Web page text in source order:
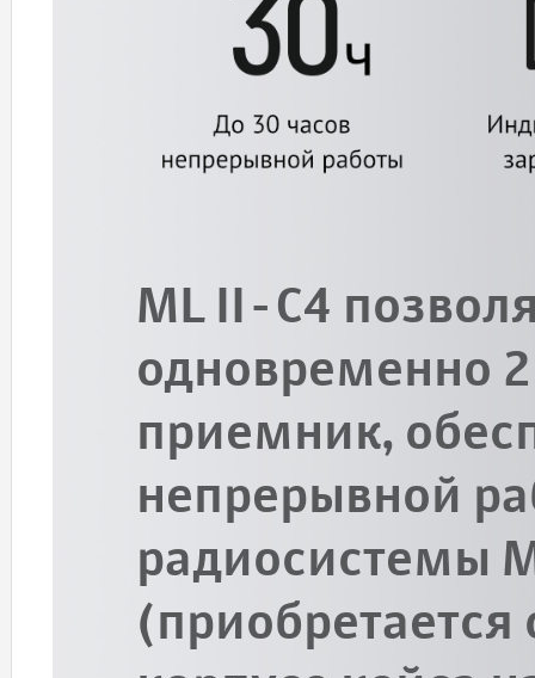
ML II-C4
одновременно
приемник,
непрерывной
радиосистемы
(приобретается